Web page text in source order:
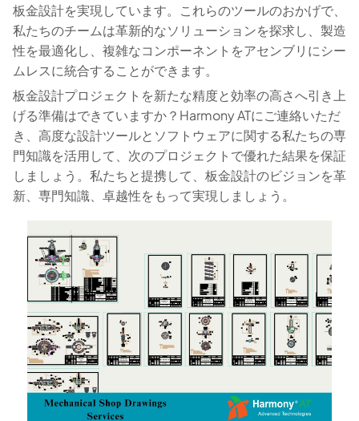
板金設計を実現しています。これらのツールのおかげで、
私たちのチームは革新的なソリューションを探求し、製造
性を最適化し、複雑なコンポーネントをアセンブリにシー
ムレスに統合することができます。
板金設計プロジェクトを新たな精度と効率の高さへ引き上
げる準備はできていますか？Harmony ATにご連絡いただ
き、高度な設計ツールとソフトウェアに関する私たちの専
門知識を活用して、次のプロジェクトで優れた結果を保証
しましょう。私たちと提携して、板金設計のビジョンを革
新、専門知識、卓越性をもって実現しましょう。